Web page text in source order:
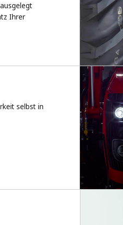
Ihrer
selbst in